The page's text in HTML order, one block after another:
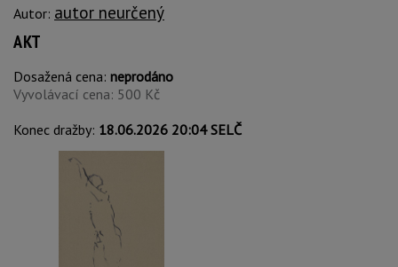
Autor: autor neurčený
AKT
Dosažená cena: neprodáno
Vyvolávací cena: 500 Kč
Konec dražby: 18.06.2026 20:04 SELČ